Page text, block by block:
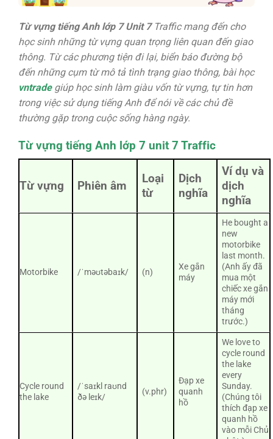
Từ vựng tiếng Anh lớp 7 Unit 7Traffic mang đến cho
học sinh những từ vựng quan trọng liên quan đến giao
thông. Từ các phương tiện đi lại, biển báo đường bộ
đến những cụm từ mô tả tình trạng giao thông, bài học
vntradegiúp học sinh làm giàu vốn từ vựng, tự tin hơn
trong việc sử dụng tiếng Anh để nói về các chủ đề
thường gặp trong cuộc sống hàng ngày.
Từ vựng tiếng Anh lớp 7 unit 7 Traffic
Từ vựng Phiên âm
Loại
từ
Dịch
nghĩa
Ví dụ và
dịch
nghĩa
Motorbike /ˈməʊtəbaɪk/ (n)
Xe gắn
máy
He bought a
new
motorbike
last month.
(Anh ấy đã
mua một
chiếc xe gắn
máy mới
tháng
trước.)
Cycle round
the lake
/ˈsaɪkl raʊnd
ðə leɪk/
(v.phr)
Đạp xe
quanh
hồ
We love to
cycle round
the lake
every
Sunday.
(Chúng tôi
thích đạp xe
quanh hồ
vào mỗi Chủ